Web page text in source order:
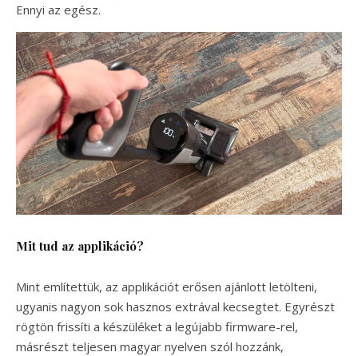
Ennyi az egész.
Mit tud az applikáció?
Mint említettük, az applikációt erősen ajánlott letölteni,
ugyanis nagyon sok hasznos extrával kecsegtet. Egyrészt
rögtön frissíti a készüléket a legújabb firmware-rel,
másrészt teljesen magyar nyelven szól hozzánk,